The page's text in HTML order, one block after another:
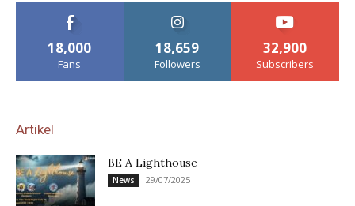
18,000
Fans
18,659
Followers
32,900
Subscribers
Artikel
BE A Lighthouse
News 29/07/2025